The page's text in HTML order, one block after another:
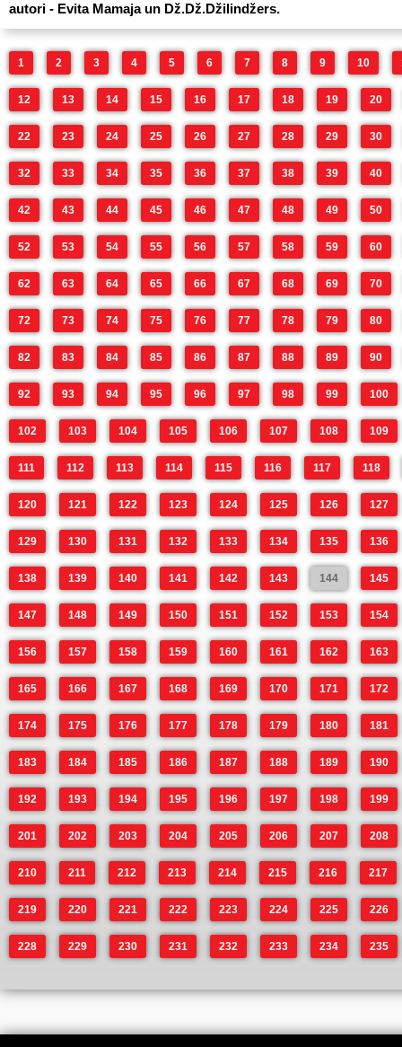
autori - Evita Mamaja un Dž.Dž.Džilindžers.
1 2 3 4 5 6 7 8 9 10
12 13 14 15 16 17 18 19 20
22 23 24 25 26 27 28 29 30
32 33 34 35 36 37 38 39 40
42 43 44 45 46 47 48 49 50
52 53 54 55 56 57 58 59 60
62 63 64 65 66 67 68 69 70
72 73 74 75 76 77 78 79 80
82 83 84 85 86 87 88 89 90
92 93 94 95 96 97 98 99 100
102 103 104 105 106 107 108 109
111 112 113 114 115 116 117 118
120 121 122 123 124 125 126 127
129 130 131 132 133 134 135 136
138 139 140 141 142 143 144 145
147 148 149 150 151 152 153 154
156 157 158 159 160 161 162 163
165 166 167 168 169 170 171 172
174 175 176 177 178 179 180 181
183 184 185 186 187 188 189 190
192 193 194 195 196 197 198 199
201 202 203 204 205 206 207 208
210 211 212 213 214 215 216 217
219 220 221 222 223 224 225 226
228 229 230 231 232 233 234 235